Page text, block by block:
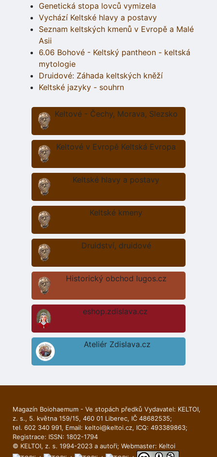
Genetická stopa lovců vymizela
Vychází Keltské hlavy a postavy
Seznam keltských kmenů v Evropě a Malé
Asii
6.06 Bohové - Keltský pantheon - keltská
mytologie
Druidové: Záhada keltských kněží
Keltské jazyky - souhrn
Keltové - Čechy, Morava, Slezsko
Keltové v Evropě Keltská Evropa
Keltské hlavy a postavy
Keltské kmeny
Druidství, druidové
Historický obchod lugos.cz
eshop.zdislava.cz
Ateliér Zdislava.cz
Magazín Boiohaemum - Ve stopách předků Vydavatel: KELTOI,
z. s., 5. května 159/15, 460 01 Liberec, IČ 48682535;
tel. 602 340 991, Email: keltoi@keltoi.cz, ICQ: 493389863;
Registrace: ISSN: 1802-1794
© KELTOI, z. s. 1994-2023 a autoři; Webmaster: Keltoi